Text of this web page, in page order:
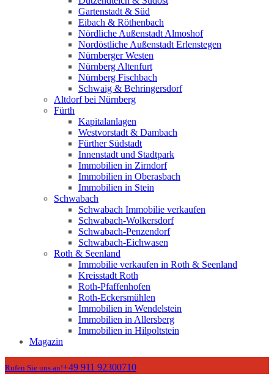
Gartenstadt & Süd
Eibach & Röthenbach
Nördliche Außenstadt Almoshof
Nordöstliche Außenstadt Erlenstegen
Nürnberger Westen
Nürnberg Altenfurt
Nürnberg Fischbach
Schwaig & Behringersdorf
Altdorf bei Nürnberg
Fürth
Kapitalanlagen
Westvorstadt & Dambach
Fürther Südstadt
Innenstadt und Stadtpark
Immobilien in Zirndorf
Immobilien in Oberasbach
Immobilien in Stein
Schwabach
Schwabach Immobilie verkaufen
Schwabach-Wolkersdorf
Schwabach-Penzendorf
Schwabach-Eichwasen
Roth & Seenland
Immobilie verkaufen in Roth & Seenland
Kreisstadt Roth
Roth-Pfaffenhofen
Roth-Eckersmühlen
Immobilien in Wendelstein
Immobilien in Allersberg
Immobilien in Hilpoltstein
Magazin
Rufen Sie uns an!+49 911 92300710